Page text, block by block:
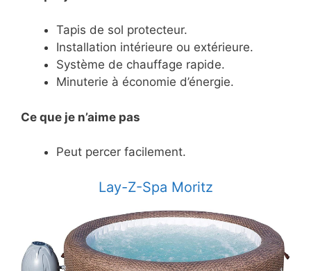
Tapis de sol protecteur.
Installation intérieure ou extérieure.
Système de chauffage rapide.
Minuterie à économie d’énergie.
Ce que je n’aime pas
Peut percer facilement.
Lay-Z-Spa Moritz